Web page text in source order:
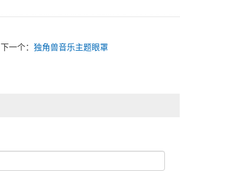
下一个：独角兽音乐主题眼罩